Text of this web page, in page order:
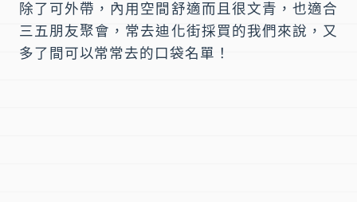
除了可外帶，內用空間舒適而且很文青，也適合
三五朋友聚會，常去迪化街採買的我們來說，又
多了間可以常常去的口袋名單！